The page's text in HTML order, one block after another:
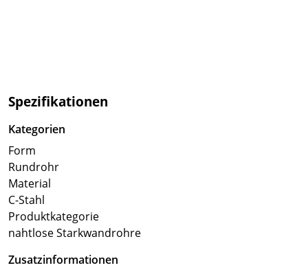
Spezifikationen
Kategorien
Form
Rundrohr
Material
C-Stahl
Produktkategorie
nahtlose Starkwandrohre
Zusatzinformationen